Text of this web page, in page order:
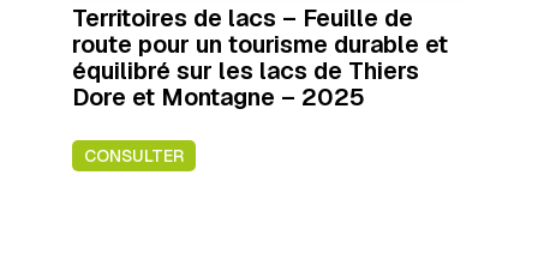
Territoires de lacs – Feuille de
route pour un tourisme durable et
équilibré sur les lacs de Thiers
Dore et Montagne – 2025
CONSULTER